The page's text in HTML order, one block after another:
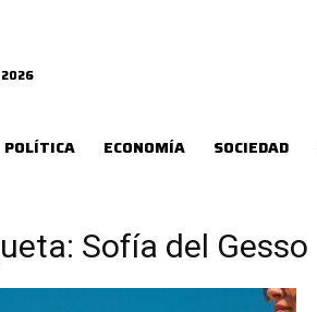
POLÍTICA ECONOMÍA SOCIEDAD
Sofía del Gesso